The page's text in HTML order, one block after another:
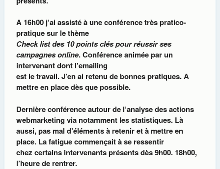
A 16h00 j’ai assisté à une conférence très pratico-
pratique sur le thème
Check list des 10 points clés pour réussir ses
campagnes online. Conférence animée par un
intervenant dont l’emailing
est le travail. J’en ai retenu de bonnes pratiques. A
mettre en place dès que possible.
Dernière conférence autour de l’analyse des actions
webmarketing via notamment les statistiques. Là
aussi, pas mal d’éléments à retenir et à mettre en
place. La fatigue commençait à se ressentir
chez certains intervenants présents dès 9h00. 18h00,
l’heure de rentrer.